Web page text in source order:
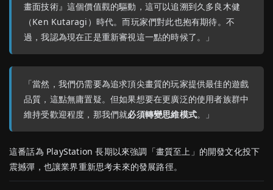
畫面技術』這個價值觀的驅動，這可以追溯到久多良木健
（Ken Kutaragi）時代。而玩家們對此也抱有期待。不
過，我認為現在正是重新審視這一點的時候了。」
「當然，我們仍需要為追求頂尖畫質的玩家提供最佳的遊戲
品質，這點無庸置疑。但如果想要在更廣泛的使用者族群中
維持受歡迎程度，那我們就必須轉變思維模式。」
這番話為 PlayStation 長期以來強調「畫質至上」的開發文化投下
震撼彈，也讓業界重新思考未來的發展路徑。